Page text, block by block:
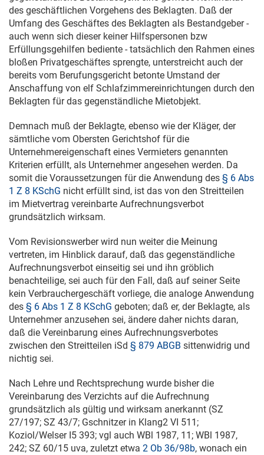
des geschäftlichen Vorgehens des Beklagten. Daß der
Umfang des Geschäftes des Beklagten als Bestandgeber -
auch wenn sich dieser keiner Hilfspersonen bzw
Erfüllungsgehilfen bediente - tatsächlich den Rahmen eines
bloßen Privatgeschäftes sprengte, unterstreicht auch der
bereits vom Berufungsgericht betonte Umstand der
Anschaffung von elf Schlafzimmereinrichtungen durch den
Beklagten für das gegenständliche Mietobjekt.
Demnach muß der Beklagte, ebenso wie der Kläger, der
sämtliche vom Obersten Gerichtshof für die
Unternehmereigenschaft eines Vermieters genannten
Kriterien erfüllt, als Unternehmer angesehen werden. Da
somit die Voraussetzungen für die Anwendung des § 6 Abs
1 Z 8 KSchG nicht erfüllt sind, ist das von den Streitteilen
im Mietvertrag vereinbarte Aufrechnungsverbot
grundsätzlich wirksam.
Vom Revisionswerber wird nun weiter die Meinung
vertreten, im Hinblick darauf, daß das gegenständliche
Aufrechnungsverbot einseitig sei und ihn gröblich
benachteilige, sei auch für den Fall, daß auf seiner Seite
kein Verbrauchergeschäft vorliege, die analoge Anwendung
des § 6 Abs 1 Z 8 KSchG geboten; daß er, der Beklagte, als
Unternehmer anzusehen sei, ändere daher nichts daran,
daß die Vereinbarung eines Aufrechnungsverbotes
zwischen den Streitteilen iSd § 879 ABGB sittenwidrig und
nichtig sei.
Nach Lehre und Rechtsprechung wurde bisher die
Vereinbarung des Verzichts auf die Aufrechnung
grundsätzlich als gültig und wirksam anerkannt (SZ
27/197; SZ 43/7; Gschnitzer in Klang2 VI 511;
Koziol/Welser I5 393; vgl auch WBl 1987, 11; WBl 1987,
242; SZ 60/15 uva, zuletzt etwa 2 Ob 36/98b, wonach ein